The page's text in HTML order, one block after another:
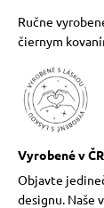
Ručne
čiernym
Vyrobené v ČR
Objavte
designu. Naše